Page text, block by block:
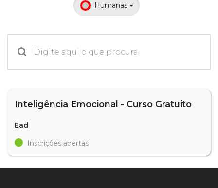
Humanas
Inteligência Emocional - Curso Gratuito
Ead
Inscrições abertas